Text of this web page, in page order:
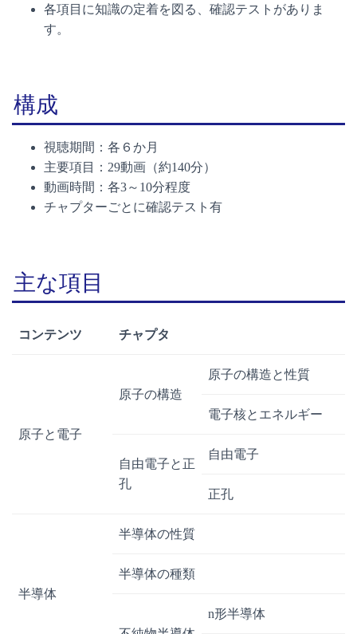
各項目に知識の定着を図る、確認テストがありま
す。
構成
視聴期間：各６か月
主要項目：29動画（約140分）
動画時間：各3～10分程度
チャプターごとに確認テスト有
主な項目
コンテンツ チャプタ
原子と電子
原子の構造
原子の構造と性質
電子核とエネルギー
自由電子と正
孔
自由電子
正孔
半導体
半導体の性質
半導体の種類
n形半導体